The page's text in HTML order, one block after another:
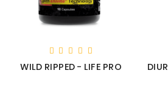
WILD RIPPED - LIFE PRO